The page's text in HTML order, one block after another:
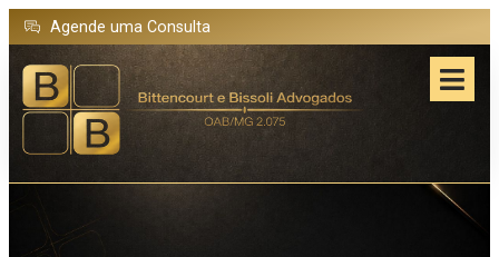
Agende uma Consulta